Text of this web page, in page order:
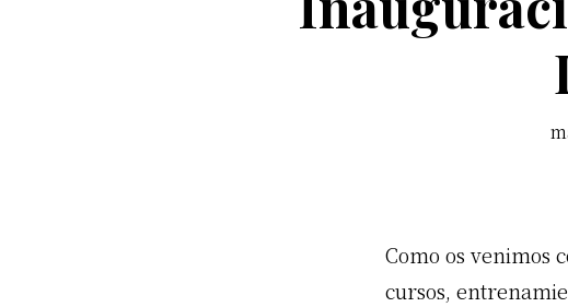
Como os venimos
cursos,